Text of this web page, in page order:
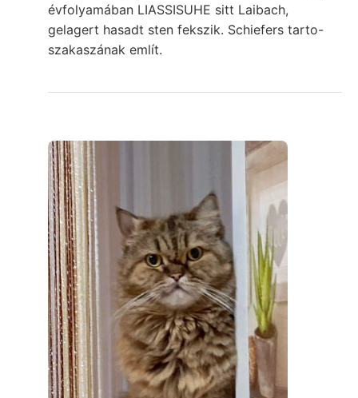
évfolyamában LIASSISUHE sitt Laibach,
gelagert hasadt sten fekszik. Schiefers tarto-
szakaszának említ.